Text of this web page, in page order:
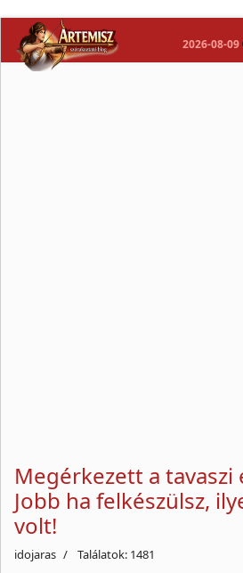
2026-08-09
Megérkezett a tavaszi
Jobb ha felkészülsz,
volt!
idojaras Találatok: 1481